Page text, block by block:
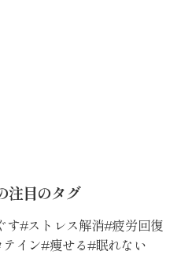
注目のタグ
す ストレス解消 疲労回復
イン 痩せる 眠れない